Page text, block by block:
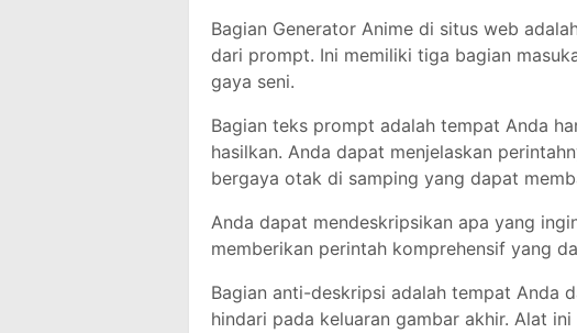
Bagian Generator Anime di situs web
dari prompt. Ini memiliki tiga bagian
gaya seni.
Bagian teks prompt adalah tempat Anda
hasilkan. Anda dapat menjelaskan
bergaya otak di samping yang dapat
Anda dapat mendeskripsikan apa yang
memberikan perintah komprehensif yang
Bagian anti-deskripsi adalah tempat Anda
hindari pada keluaran gambar akhir. Alat